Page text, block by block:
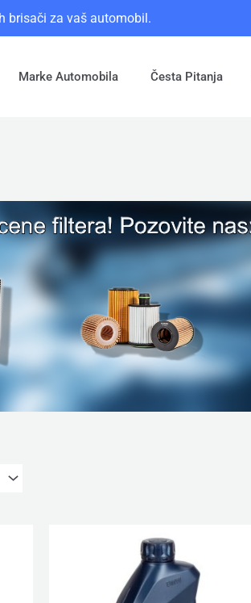
brisači za vaš automobil.
Marke Automobila Česta Pitanja